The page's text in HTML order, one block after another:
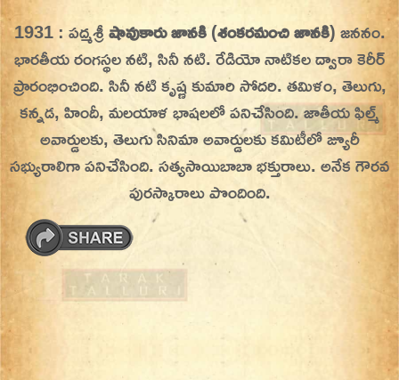
Skip
to
content
On This Day
Today in History | On This Day | This Day in
History | Today in India | What Happened
Today in India | Charitralo eroju | charitra lo
eroju |
1931 : పద్మశ్రీషావుకారు జానకి(శంకరమంచి జానకి) జననం.
భారతీయ రంగస్థల నటి, సినీ నటి. రేడియో నాటికల ద్వారా కెరీర్
ప్రారంభించింది. సినీ నటి కృష్ణ కుమారి సోదరి.తమిళం, తెలుగు,
కన్నడ, హిందీ, మలయాళ భాషలలో పనిచేసింది. జాతీయ ఫిల్మ్
అవార్డులకు, తెలుగు సినిమా అవార్డులకు కమిటీలో జ్యూరీ
సభ్యురాలిగా పనిచేసింది. సత్యసాయిబాబా భక్తురాలు. అనేక గౌరవ
పురస్కారాలు పొందింది.